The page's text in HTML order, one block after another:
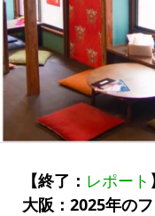
【終了： レポート
大阪：2025年の